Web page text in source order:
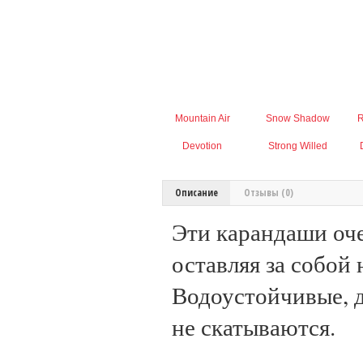
Mountain Air Snow Shadow
Devotion Strong Willed
Описание Отзывы (0)
Эти карандаши
оставляя за
Водоустойчивые,
не скатываются.